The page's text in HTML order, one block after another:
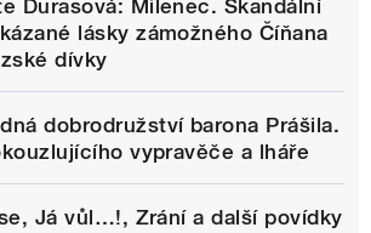
Durasová: Milenec. Skandální
lásky zámožného Číňana
dívky
dobrodružství barona Prášila.
vypravěče a lháře
Já vůl…!, Zrání a další povídky